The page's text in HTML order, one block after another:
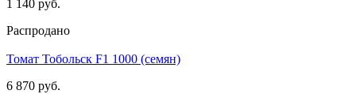
1 140 руб.
Распродано
Томат Тобольск F1 1000 (семян)
6 870 руб.